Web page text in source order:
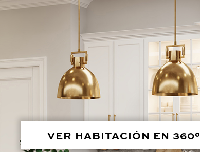
VER HABITACIÓN EN 360°